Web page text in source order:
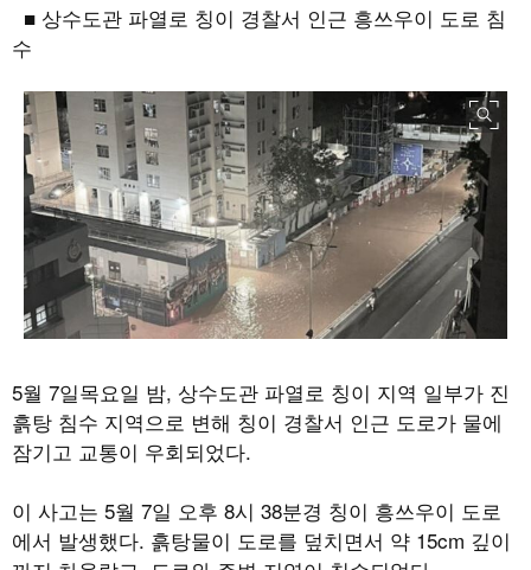
■ 상수도관 파열로 칭이 경찰서 인근 흥쓰우이 도로 침
수
5월 7일목요일 밤, 상수도관 파열로 칭이 지역 일부가 진
흙탕 침수 지역으로 변해 칭이 경찰서 인근 도로가 물에
잠기고 교통이 우회되었다.
이 사고는 5월 7일 오후 8시 38분경 칭이 흥쓰우이 도로
에서 발생했다. 흙탕물이 도로를 덮치면서 약 15cm 깊이